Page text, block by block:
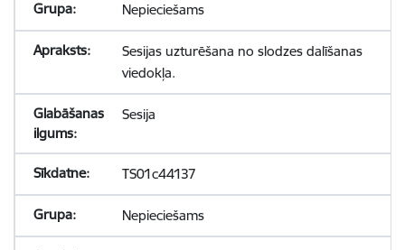
Nepieciešams
Sesijas uzturēšana no slodzes dalīšanas
viedokļa.
Sesija
TS01c44137
Nepieciešams